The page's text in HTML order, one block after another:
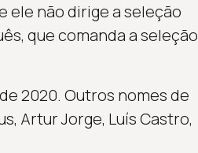
ele não dirige a seleção
que comanda a seleção
2020. Outros nomes de
Artur Jorge, Luís Castro,